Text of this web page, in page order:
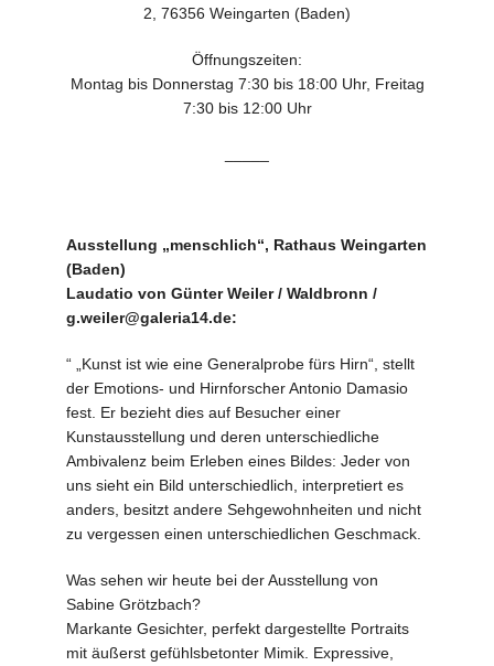
2, 76356 Weingarten (Baden)
Öffnungszeiten:
Montag bis Donnerstag 7:30 bis 18:00 Uhr, Freitag
7:30 bis 12:00 Uhr
Ausstellung „menschlich“, Rathaus Weingarten
(Baden)
Laudatio von Günter Weiler / Waldbronn /
g.weiler@galeria14.de:
“ „Kunst ist wie eine Generalprobe fürs Hirn“, stellt
der Emotions- und Hirnforscher Antonio Damasio
fest. Er bezieht dies auf Besucher einer
Kunstausstellung und deren unterschiedliche
Ambivalenz beim Erleben eines Bildes: Jeder von
uns sieht ein Bild unterschiedlich, interpretiert es
anders, besitzt andere Sehgewohnheiten und nicht
zu vergessen einen unterschiedlichen Geschmack.
Was sehen wir heute bei der Ausstellung von
Sabine Grötzbach?
Markante Gesichter, perfekt dargestellte Portraits
mit äußerst gefühlsbetonter Mimik. Expressive,